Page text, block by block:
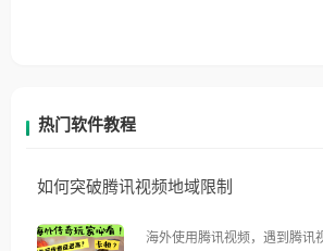
热门软件教程
如何突破腾讯视频地域限制
海外使用腾讯视频，遇到腾讯